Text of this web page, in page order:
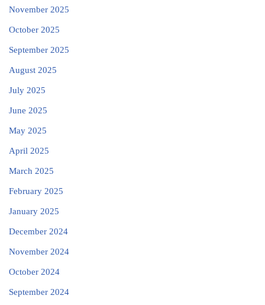
November 2025
October 2025
September 2025
August 2025
July 2025
June 2025
May 2025
April 2025
March 2025
February 2025
January 2025
December 2024
November 2024
October 2024
September 2024